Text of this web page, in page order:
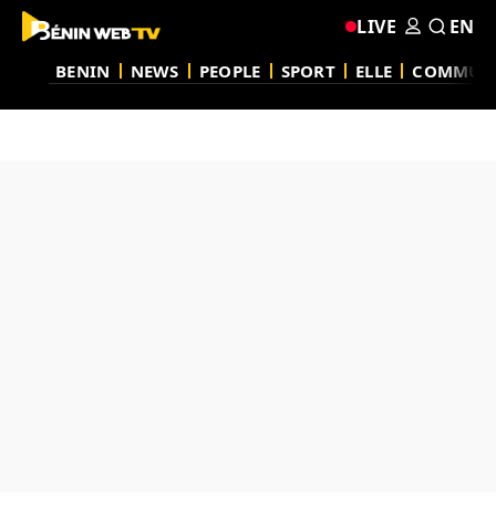
BENIN NEWS PEOPLE SPORT ELLE
LIVE EN